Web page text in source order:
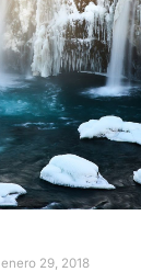
enero 29, 2018